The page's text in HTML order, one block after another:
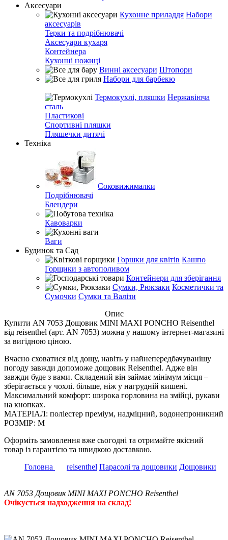
Аксесуари
Кухонне приладдя Набори
аксесуарів
Терки та подрібнювачі
Аксесуари кухаря
Контейнера
Кухонні ножиці
Винні аксесуари Штопори
Набори для барбекю
Термокухлі, пляшки Нержавіюча
сталь
Пластикові
Спортивні пляшки
Пляшечки дитячі
Техніка
Соковижималки
Подрібнювачі
Блендери
Кавоварки
Ваги
Будинок та Сад
Горшки для квітів Кашпо
Горщики з автополивом
Контейнери для зберігання
Сумки, Рюкзаки Косметички та
Сумочки Сумки та Валізи
Опис
Купити AN 7053 Дощовик MINI MAXI PONCHO Reisenthel
від reisenthel (арт. AN 7053) можна у нашому інтернет-магазині
за вигідною ціною.
Вчасно сховатися від дощу, навіть у найнепередбачуванішу
погоду завжди допоможе дощовик Reisenthel. Адже він
завжди буде з вами. Складений він займає мінімум місця –
зберігається у чохлі. більше, ніж у нагрудній кишені.
Максимальний комфорт: широка горловина на змійці, рукави
на кнопках.
МАТЕРІАЛ: поліестер преміум, надміцний, водонепроникний
РОЗМІР: M
Оформіть замовлення вже сьогодні та отримайте якісний
товар із гарантією та швидкою доставкою.
Головна
reisenthel Парасолі та дощовики Дощовики
AN 7053 Дощовик MINI MAXI PONCHO Reisenthel
Очікується надходження на склад!